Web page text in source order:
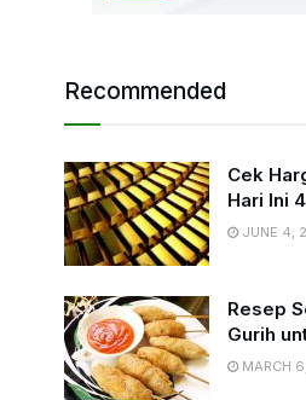
Recommended
Cek
Hari Ini
JUNE 4,
Resep
Gurih
MARCH